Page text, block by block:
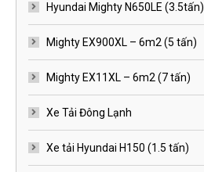
Hyundai Mighty N650LE (3.5tấn)
Mighty EX900XL – 6m2 (5 tấn)
Mighty EX11XL – 6m2 (7 tấn)
Xe Tải Đông Lạnh
Xe tải Hyundai H150 (1.5 tấn)